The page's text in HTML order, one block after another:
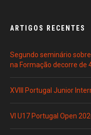
ARTIGOS RECENTES
Segundo seminário
na Formação decorre de
XVIII Portugal Junior
VI U17 Portugal Open